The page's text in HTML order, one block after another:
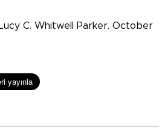
C. Whitwell Parker. October